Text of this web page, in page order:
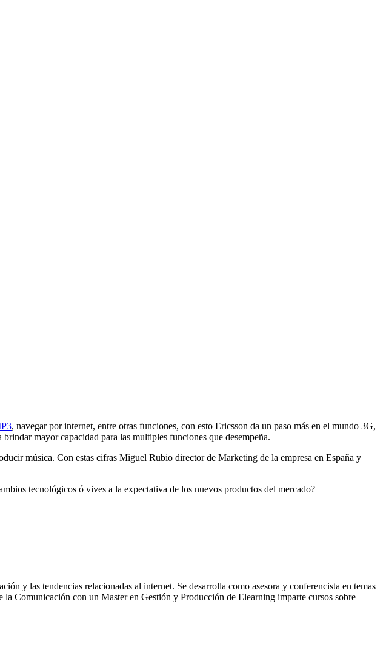
, navegar por internet, entre otras funciones, con esto Ericsson da un paso más en el mundo 3G,
mayor capacidad para las multiples funciones que desempeña.
música. Con estas cifras Miguel Rubio director de Marketing de la empresa en España y
tecnológicos ó vives a la expectativa de los nuevos productos del mercado?
y las tendencias relacionadas al internet. Se desarrolla como asesora y conferencista en temas
Comunicación con un Master en Gestión y Producción de Elearning imparte cursos sobre